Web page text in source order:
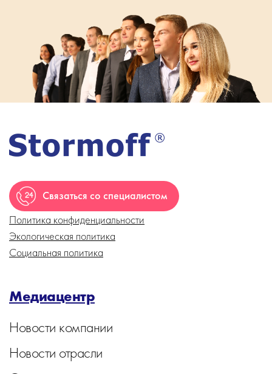
Связаться со специалистом
Политика конфиденциальности
Экологическая политика
Социальная политика
Медиацентр
Новости компании
Новости отрасли